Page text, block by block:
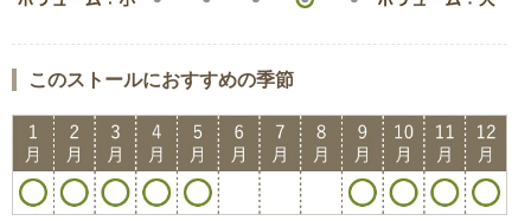
このストールにおすすめの季節